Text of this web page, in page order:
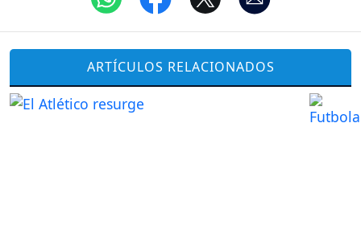
ARTÍCULOS RELACIONADOS